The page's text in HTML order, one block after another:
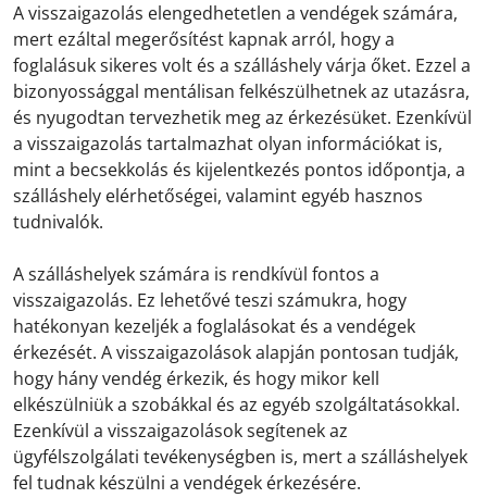
A visszaigazolás elengedhetetlen a vendégek számára,
mert ezáltal megerősítést kapnak arról, hogy a
foglalásuk sikeres volt és a szálláshely várja őket. Ezzel a
bizonyossággal mentálisan felkészülhetnek az utazásra,
és nyugodtan tervezhetik meg az érkezésüket. Ezenkívül
a visszaigazolás tartalmazhat olyan információkat is,
mint a becsekkolás és kijelentkezés pontos időpontja, a
szálláshely elérhetőségei, valamint egyéb hasznos
tudnivalók.
A szálláshelyek számára is rendkívül fontos a
visszaigazolás. Ez lehetővé teszi számukra, hogy
hatékonyan kezeljék a foglalásokat és a vendégek
érkezését. A visszaigazolások alapján pontosan tudják,
hogy hány vendég érkezik, és hogy mikor kell
elkészülniük a szobákkal és az egyéb szolgáltatásokkal.
Ezenkívül a visszaigazolások segítenek az
ügyfélszolgálati tevékenységben is, mert a szálláshelyek
fel tudnak készülni a vendégek érkezésére.